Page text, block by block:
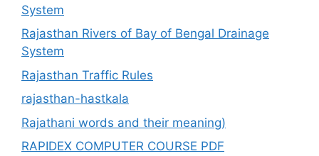
System
Rajasthan Rivers of Bay of Bengal Drainage
System
Rajasthan Traffic Rules
rajasthan-hastkala
Rajathani words and their meaning)
RAPIDEX COMPUTER COURSE PDF